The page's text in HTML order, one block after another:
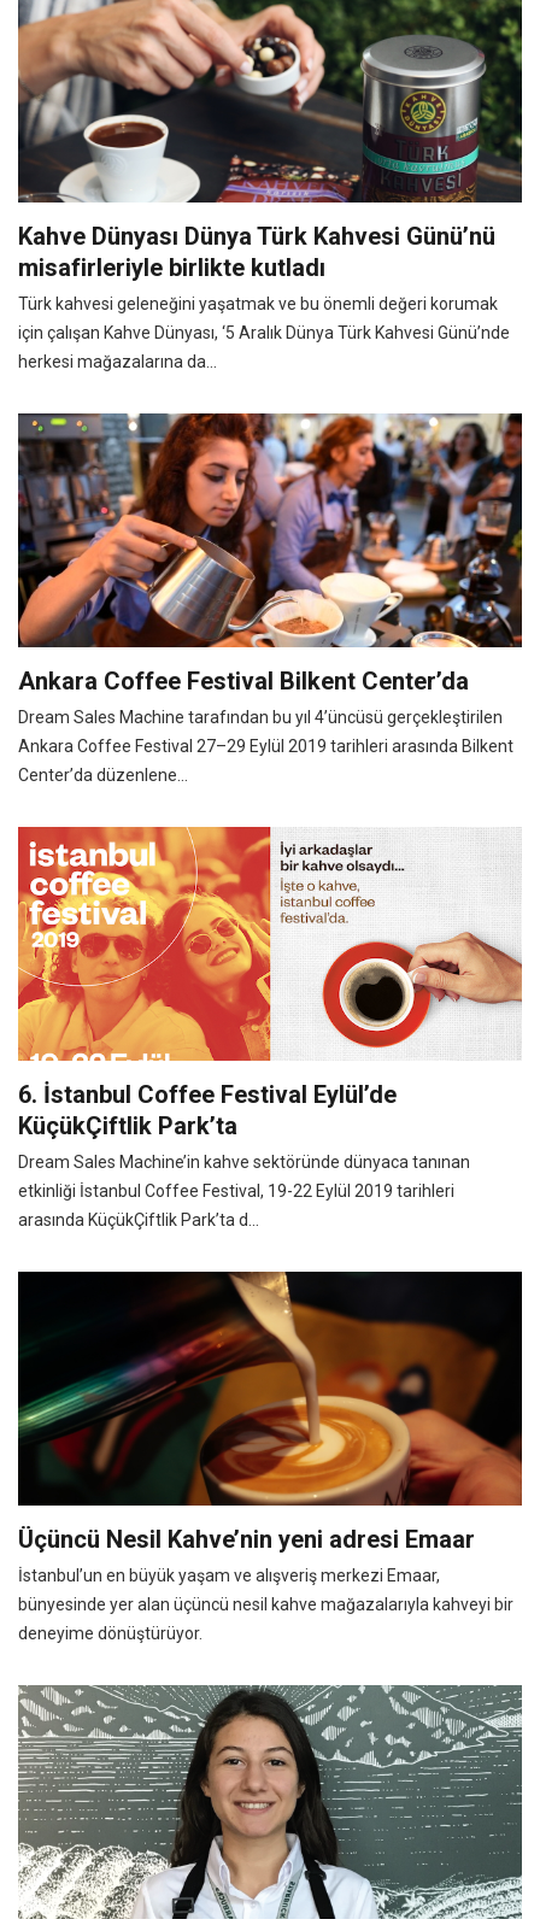
Kahve Dünyası Dünya Türk Kahvesi Günü’nü
misafirleriyle birlikte kutladı
Türk kahvesi geleneğini yaşatmak ve bu önemli değeri korumak
için çalışan Kahve Dünyası, ‘5 Aralık Dünya Türk Kahvesi Günü’nde
herkesi mağazalarına da...
Ankara Coffee Festival Bilkent Center’da
Dream Sales Machine tarafından bu yıl 4’üncüsü gerçekleştirilen
Ankara Coffee Festival 27–29 Eylül 2019 tarihleri arasında Bilkent
Center’da düzenlene...
6. İstanbul Coffee Festival Eylül’de
KüçükÇiftlik Park’ta
Dream Sales Machine’in kahve sektöründe dünyaca tanınan
etkinliği İstanbul Coffee Festival, 19-22 Eylül 2019 tarihleri
arasında KüçükÇiftlik Park’ta d...
Üçüncü Nesil Kahve’nin yeni adresi Emaar
İstanbul’un en büyük yaşam ve alışveriş merkezi Emaar,
bünyesinde yer alan üçüncü nesil kahve mağazalarıyla kahveyi bir
deneyime dönüştürüyor.